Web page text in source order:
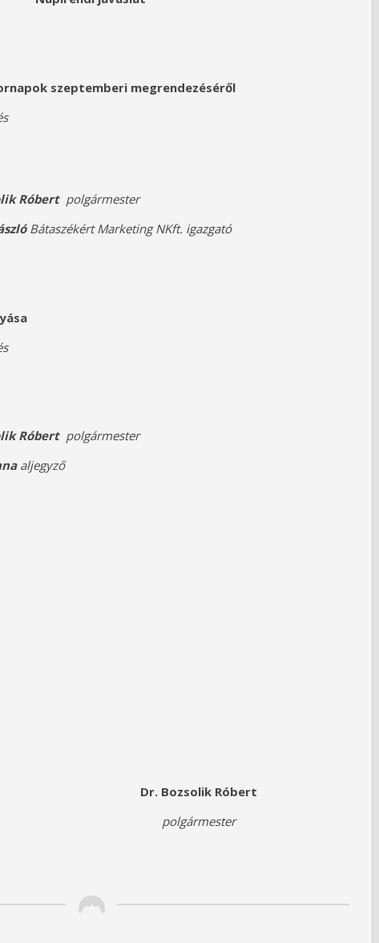
szeptemberi megrendezéséről
Róbert polgármester
Bátaszékért Marketing NKft. igazgató
Róbert polgármester
aljegyző
30.
Bozsolik Róbert
polgármester